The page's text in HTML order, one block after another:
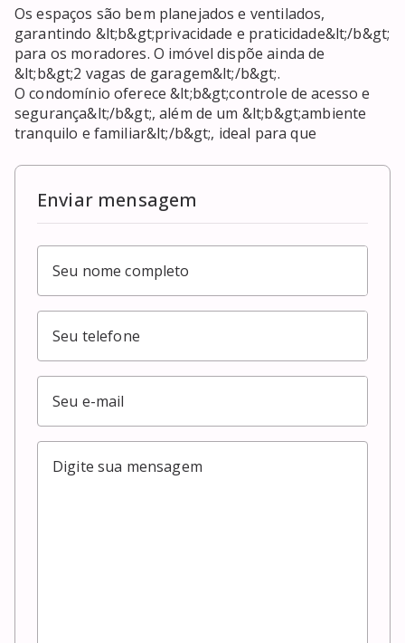
Os espaços são bem planejados e ventilados,
garantindo &lt;b&gt;privacidade e praticidade&lt;/b&gt;
para os moradores. O imóvel dispõe ainda de
&lt;b&gt;2 vagas de garagem&lt;/b&gt;.
O condomínio oferece &lt;b&gt;controle de acesso e
segurança&lt;/b&gt;, além de um &lt;b&gt;ambiente
tranquilo e familiar&lt;/b&gt;, ideal para que
Enviar mensagem